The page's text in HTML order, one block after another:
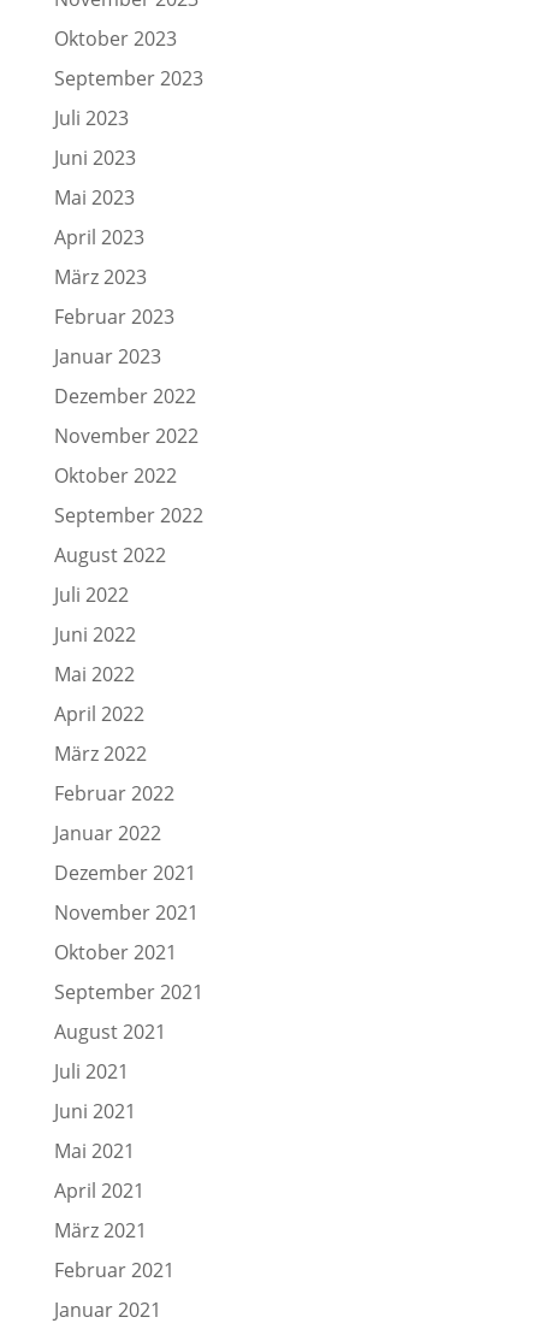
Oktober 2023
September 2023
Juli 2023
Juni 2023
Mai 2023
April 2023
März 2023
Februar 2023
Januar 2023
Dezember 2022
November 2022
Oktober 2022
September 2022
August 2022
Juli 2022
Juni 2022
Mai 2022
April 2022
März 2022
Februar 2022
Januar 2022
Dezember 2021
November 2021
Oktober 2021
September 2021
August 2021
Juli 2021
Juni 2021
Mai 2021
April 2021
März 2021
Februar 2021
Januar 2021